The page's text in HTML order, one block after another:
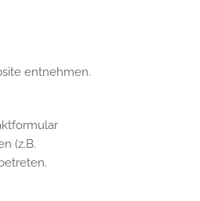
entnehmen.
(z.B.